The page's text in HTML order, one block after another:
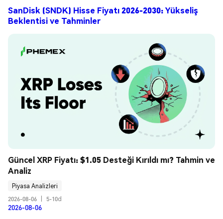
SanDisk (SNDK) Hisse Fiyatı 2026-2030: Yükseliş
Beklentisi ve Tahminler
Güncel XRP Fiyatı: $1.05 Desteği Kırıldı mı? Tahmin ve
Analiz
Piyasa Analizleri
2026-08-06
5-10d
2026-08-06